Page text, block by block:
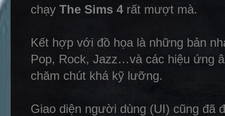
chạy The Sims 4rất mượt mà.
Kết hợp với đồ họa là những bản
Pop, Rock, Jazz…và các hiệu ứng
chăm chút khá kỹ lưỡng.
Giao diện người dùng (UI) cũng đã